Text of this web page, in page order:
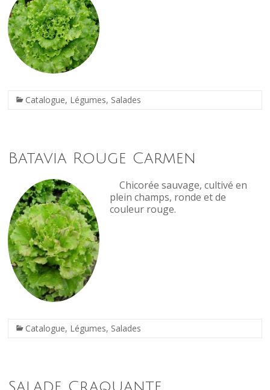
Catalogue, Légumes, Salades
Batavia Rouge Carmen
Chicorée sauvage, cultivé en
plein champs, ronde et de
couleur rouge.
Catalogue, Légumes, Salades